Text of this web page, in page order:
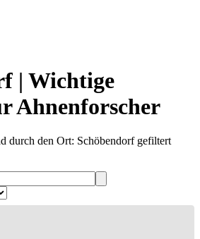
| Wichtige
Ahnenforscher
durch den Ort: Schöbendorf gefiltert